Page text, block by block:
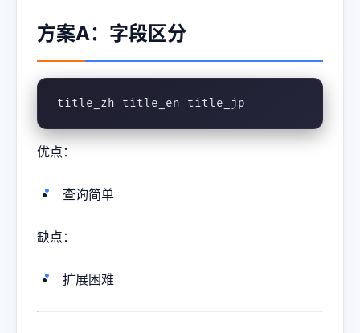
方案A：字段区分
title_zh title_en title_jp
优点：
查询简单
缺点：
扩展困难